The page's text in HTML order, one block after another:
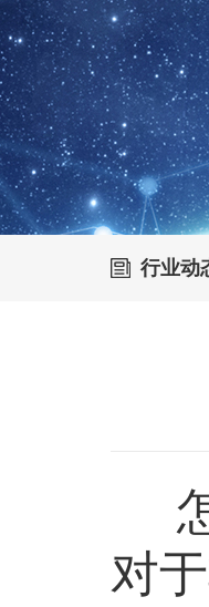
行业动
怎
对